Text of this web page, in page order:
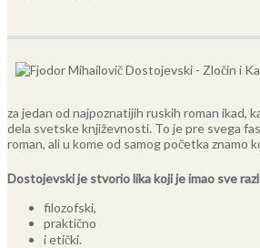
za jedan od najpoznatijih ruskih roman ikad,
dela svetske književnosti. To je pre svega
roman, ali u kome od samog početka znamo
Dostojevski je stvorio lika koji je imao sve
filozofski,
praktično
i etički.